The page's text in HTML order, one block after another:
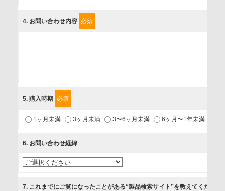
個人情報保護責任者
1.当社が取り扱う商品・サービスに関するご案内
2.当社が開催（主催・共催・協賛）するセミナーなど、各種イ
3.お客様の業務内容、及び興味、関心に応じた情報の提供
4.お客様満足度調査等のアンケートの依頼
4. お問い合わせ内容 必須
5. 購入時期 必須
1ヶ月未満 3ヶ月未満 3〜6ヶ月未満 6ヶ月〜1年未満
6. お問い合わせ経緯
7. これまでにご覧になったことがある“製品検索サイト”を教えてください